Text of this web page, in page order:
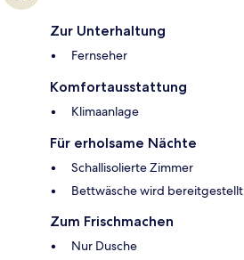
Zur Unterhaltung
Fernseher
Komfortausstattung
Klimaanlage
Für erholsame Nächte
Schallisolierte Zimmer
Bettwäsche wird bereitgestellt
Zum Frischmachen
Nur Dusche